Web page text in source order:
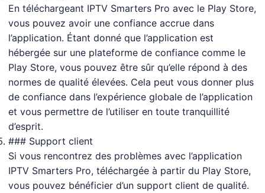
En téléchargeant IPTV Smarters Pro avec le Play Store,
vous pouvez avoir une confiance accrue dans
l’application. Étant donné que l’application est
hébergée sur une plateforme de confiance comme le
Play Store, vous pouvez être sûr qu’elle répond à des
normes de qualité élevées. Cela peut vous donner plus
de confiance dans l’expérience globale de l’application
et vous permettre de l’utiliser en toute tranquillité
d’esprit.
### Support client
Si vous rencontrez des problèmes avec l’application
IPTV Smarters Pro, téléchargée à partir du Play Store,
vous pouvez bénéficier d’un support client de qualité.